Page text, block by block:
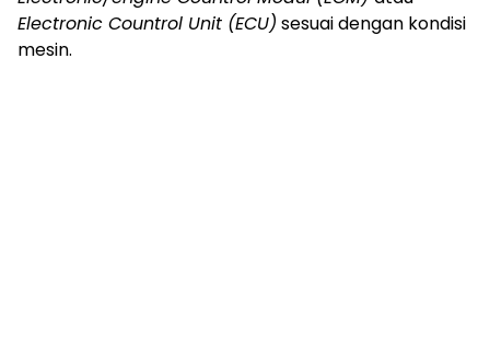
Electronic Countrol Unit (ECU) sesuai dengan kondisi
mesin.